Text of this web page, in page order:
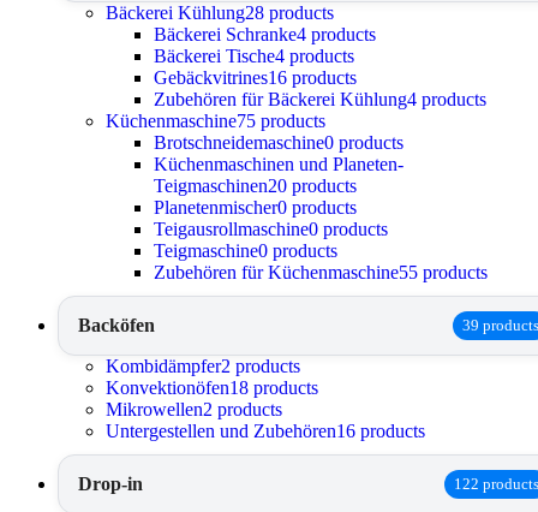
Bäckerei Kühlung28 products
Bäckerei Schranke4 products
Bäckerei Tische4 products
Gebäckvitrines16 products
Zubehören für Bäckerei Kühlung4 products
Küchenmaschine75 products
Brotschneidemaschine0 products
Küchenmaschinen und Planeten-
Teigmaschinen20 products
Planetenmischer0 products
Teigausrollmaschine0 products
Teigmaschine0 products
Zubehören für Küchenmaschine55 products
Backöfen 39 products
Kombidämpfer2 products
Konvektionöfen18 products
Mikrowellen2 products
Untergestellen und Zubehören16 products
Drop-in 122 products